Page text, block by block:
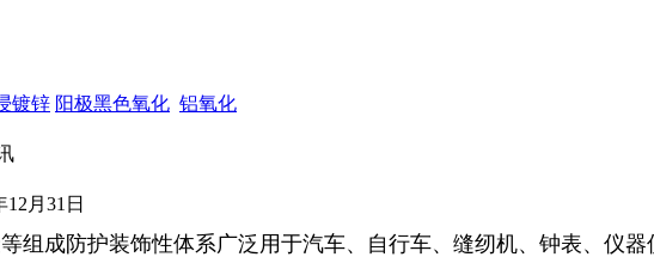
镀锌 阳极黑色氧化 铝氧化
月31日
组成防护装饰性体系广泛用于汽车、自行车、缝纫机、钟表、仪